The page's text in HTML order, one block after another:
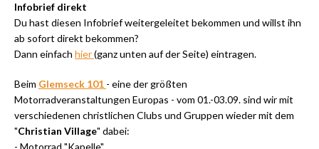
Infobrief direkt
Du hast diesen Infobrief weitergeleitet bekommen und willst ihn
ab sofort direkt bekommen?
Dann einfach hier(ganz unten auf der Seite) eintragen.
Beim Glemseck 101 - eine der größten
Motorradveranstaltungen Europas - vom 01.-03.09. sind wir mit
verschiedenen christlichen Clubs und Gruppen wieder mit dem
"Christian Village" dabei:
- Motorrad "Kapelle"